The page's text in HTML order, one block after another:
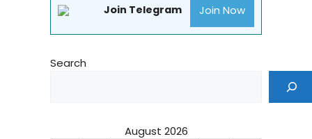
Join Telegram Join Now
Search
August 2026